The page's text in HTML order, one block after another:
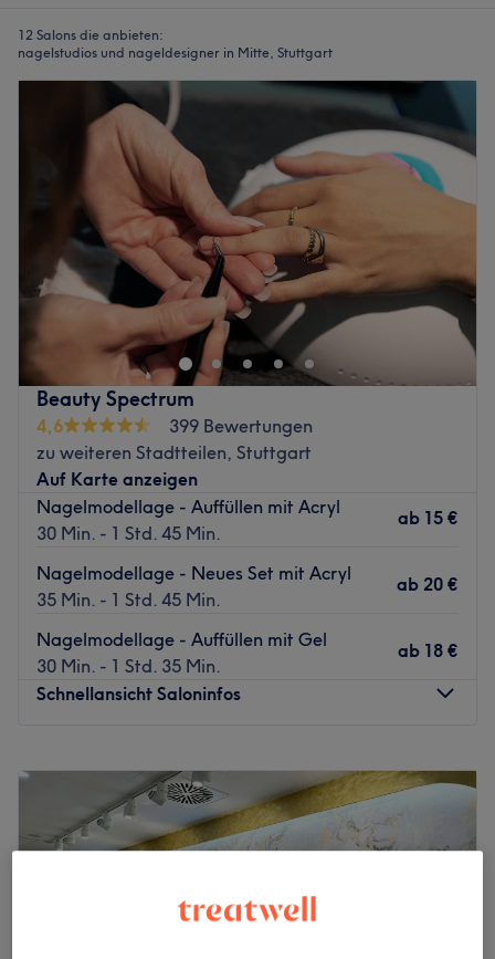
12 Salons die anbieten:
nagelstudios und nageldesigner in Mitte, Stuttgart
Beauty Spectrum
4,6
399 Bewertungen
zu weiteren Stadtteilen, Stuttgart
Auf Karte anzeigen
Nagelmodellage - Auffüllen mit Acryl
30 Min. - 1 Std. 45 Min.
ab 15 €
Nagelmodellage - Neues Set mit Acryl
35 Min. - 1 Std. 45 Min.
ab 20 €
Nagelmodellage - Auffüllen mit Gel
30 Min. - 1 Std. 35 Min.
ab 18 €
Schnellansicht Saloninfos
10:00 – 18:30
Mittwoch
10:00
Donnerstag
10:00 –18:30